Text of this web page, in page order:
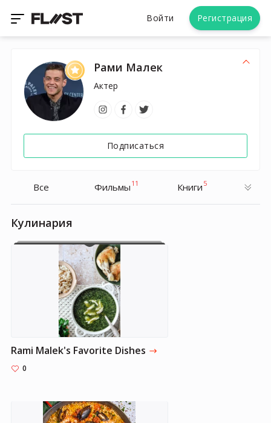
Войти Регистрация
Рами Малек
Актер
Подписаться
Все Фильмы 11 Книги 5
Кулинария
Rami Malek's Favorite Dishes
0